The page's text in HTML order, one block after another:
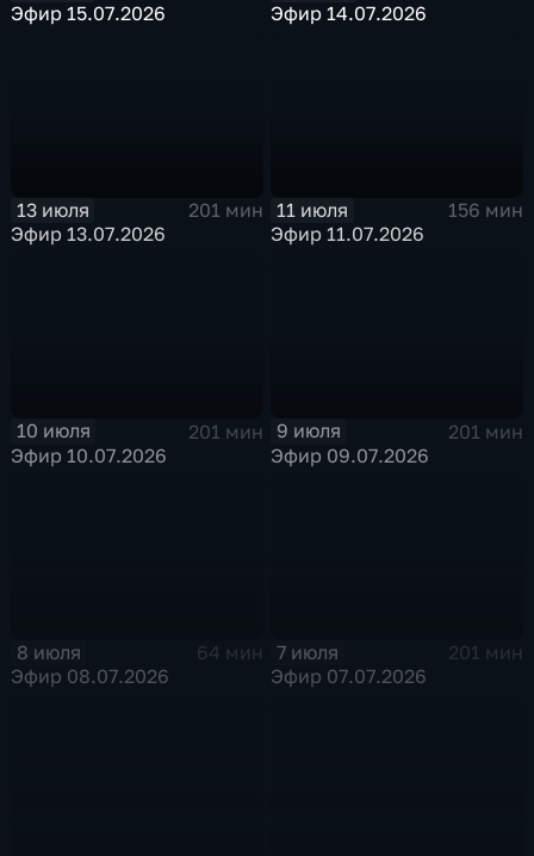
Эфир 15.07.2026
Эфир 14.07.2026
13 июля
201 мин
Эфир 13.07.2026
11 июля
156 мин
Эфир 11.07.2026
10 июля
201 мин
Эфир 10.07.2026
9 июля
201 мин
Эфир 09.07.2026
8 июля
64 мин
Эфир 08.07.2026
7 июля
201 мин
Эфир 07.07.2026